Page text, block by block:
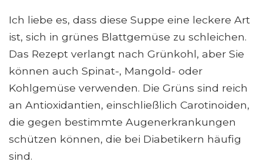
Ich liebe es, dass diese Suppe eine leckere Art
ist, sich in grünes Blattgemüse zu schleichen.
Das Rezept verlangt nach Grünkohl, aber Sie
können auch Spinat-, Mangold- oder
Kohlgemüse verwenden. Die Grüns sind reich
an Antioxidantien, einschließlich Carotinoiden,
die gegen bestimmte Augenerkrankungen
schützen können, die bei Diabetikern häufig
sind.